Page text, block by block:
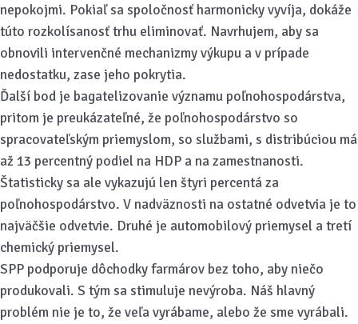
nepokojmi. Pokiaľ sa spoločnosť harmonicky vyvíja, dokáže
túto rozkolísanosť trhu eliminovať. Navrhujem, aby sa
obnovili intervenčné mechanizmy výkupu a v prípade
nedostatku, zase jeho pokrytia.
Ďalší bod je bagatelizovanie významu poľnohospodárstva,
pritom je preukázateľné, že poľnohospodárstvo so
spracovateľským priemyslom, so službami, s distribúciou má
až 13 percentný podiel na HDP a na zamestnanosti.
Štatisticky sa ale vykazujú len štyri percentá za
poľnohospodárstvo. V nadväznosti na ostatné odvetvia je to
najväčšie odvetvie. Druhé je automobilový priemysel a tretí
chemický priemysel.
SPP podporuje dôchodky farmárov bez toho, aby niečo
produkovali. S tým sa stimuluje nevýroba. Náš hlavný
problém nie je to, že veľa vyrábame, alebo že sme vyrábali.